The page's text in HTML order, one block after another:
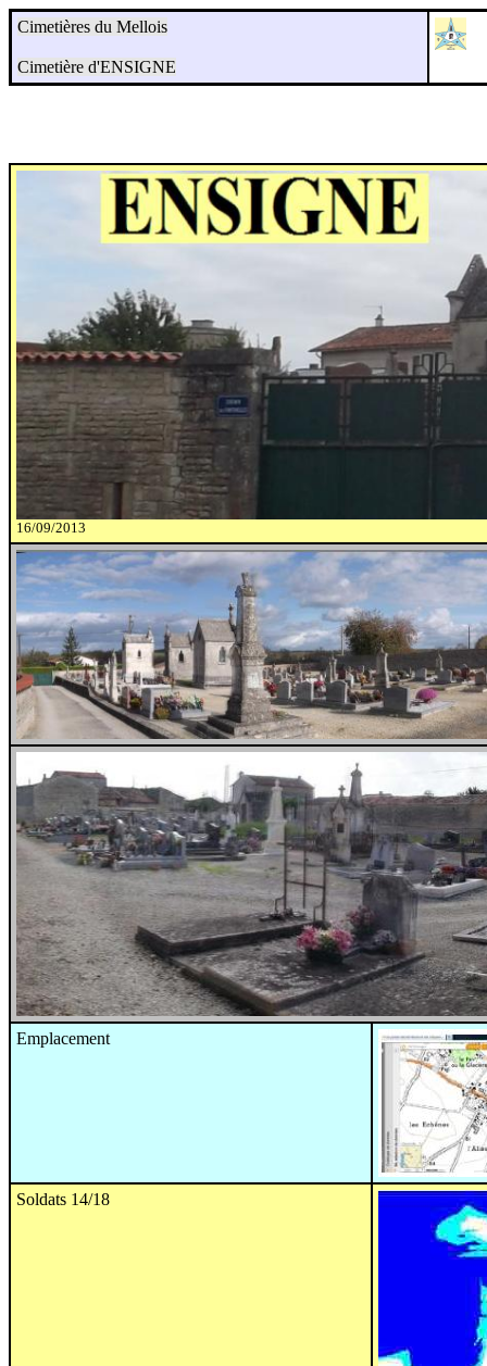
Cimetières du Mellois
Cimetière d'ENSIGNE
16/09/2013
Emplacement
Soldats 14/18